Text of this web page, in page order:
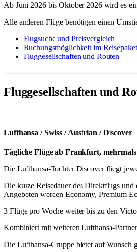
Ab Juni 2026 bis Oktober 2026 wird es
Alle anderen Flüge benötigen einen
Flugsuche und Preisvergleich
Buchungsmöglichkeit im Reisepaket
Fluggesellschaften und Routen
Fluggesellschaften und
Lufthansa / Swiss / Austrian / Discover
Tägliche Flüge ab Frankfurt,
Die Lufthansa-Tochter Discover fliegt
Die kurze Reisedauer des Direktflugs
Angeboten werden Economy, Premium
3 Flüge pro Woche weiter bis zu den
Kombiniert mit weiteren Lufthansa-
Die Lufthansa-Gruppe bietet auf Wunsch